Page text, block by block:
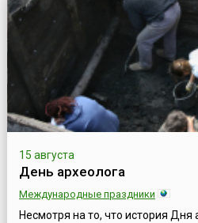
15 августа
День археолога
Международные праздники
Несмотря на то, что история Дня